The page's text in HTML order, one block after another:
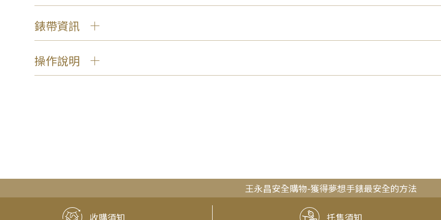
錶帶資訊
操作說明
王永昌安全購物-獲得夢想手錶最安全的方法
收購須知 托售須知